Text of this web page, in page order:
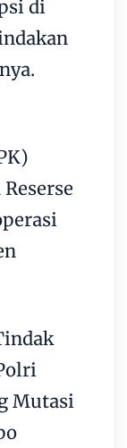
di
Mutasi